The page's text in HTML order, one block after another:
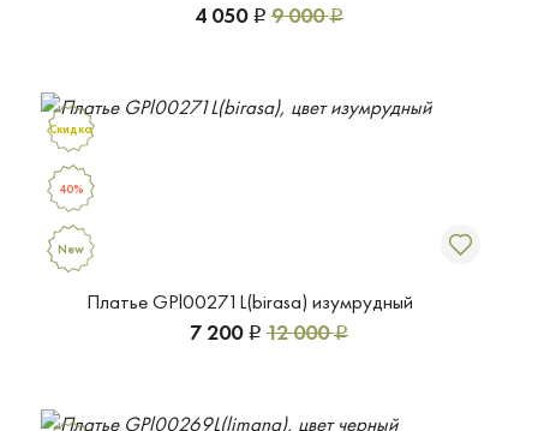
4 050 Р 9 000Р
Платье GPl00271L(birasa) изумрудный
7 200 Р 12 000Р
Скидка
40%
New